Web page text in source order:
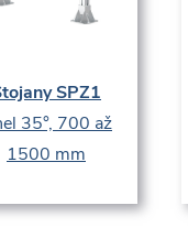
SPZ1
35°, 700 až
1500 mm